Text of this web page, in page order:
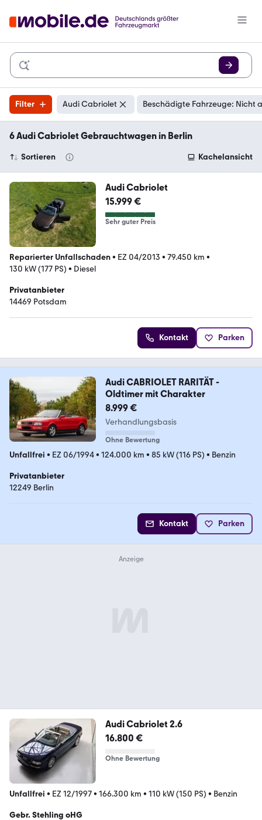
Filter Audi Cabriolet Beschädigte Fahrzeuge: Nicht
6 Audi Cabriolet Gebrauchtwagen in Berlin
Sortieren Kachelansicht
Audi Cabriolet
15.999 €
Sehr guter Preis
Reparierter Unfallschaden• EZ 04/2013 • 79.450 km •
130 kW (177 PS) • Diesel
Privatanbieter
14469 Potsdam
Kontakt Parken
Audi CABRIOLET RARITÄT -
Oldtimer mit Charakter
8.999 €
Verhandlungsbasis
Ohne Bewertung
Unfallfrei • EZ 06/1994• 124.000 km • 85 kW (116 PS) • Benzin
Privatanbieter
12249 Berlin
Kontakt Parken
Audi Cabriolet 2.6
16.800 €
Ohne Bewertung
Unfallfrei • EZ 12/1997• 166.300 km • 110 kW (150 PS) • Benzin
Gebr. Stehling oHG